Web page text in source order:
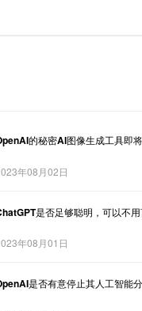
的秘密AI图像生成工具即
年08月02日
是否足够聪明，可以不
年08月01日
是否有意停止其人工智能